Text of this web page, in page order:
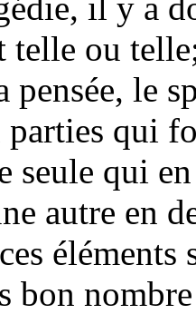
telle ou
pensée, le
qui
seule qui
autre en
bon